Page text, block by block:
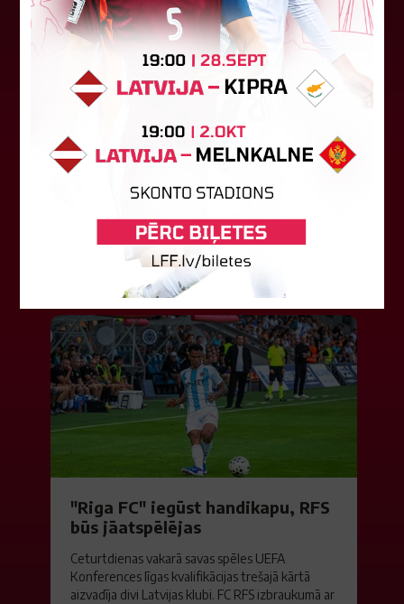
LFF DK 6. augusta lēmumi
LFF Disciplinārlietu komitejas sēdes protokols
Nr. DK 26/-38 Rīgā, 2026. gada 6. augustā.
Tverjanoviča-Bore, Raivis Grīnbergs...
"Riga FC" iegūst handikapu, RFS
būs jāatspēlējas
Ceturtdienas vakarā savas spēles UEFA
Konferences līgas kvalifikācijas trešajā kārtā
aizvadīja divi Latvijas klubi. FC RFS izbraukumā ar